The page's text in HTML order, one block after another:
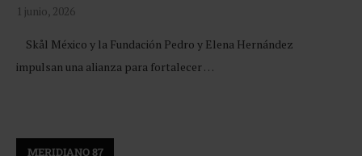
1 junio, 2026
Skål México y la Fundación Pedro y Elena Hernández
impulsan una alianza para fortalecer …
MERIDIANO 87